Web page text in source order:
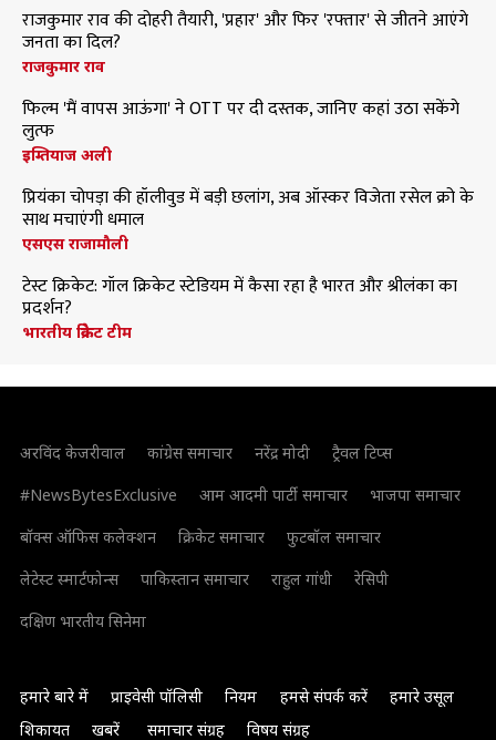
राजकुमार राव की दोहरी तैयारी, 'प्रहार' और फिर 'रफ्तार' से जीतने आएंगे
जनता का दिल?
राजकुमार राव
फिल्म 'मैं वापस आऊंगा' ने OTT पर दी दस्तक, जानिए कहां उठा सकेंगे
लुत्फ
इम्तियाज अली
प्रियंका चोपड़ा की हॉलीवुड में बड़ी छलांग, अब ऑस्कर विजेता रसेल क्रो के
साथ मचाएंगी धमाल
एसएस राजामौली
टेस्ट क्रिकेट: गॉल क्रिकेट स्टेडियम में कैसा रहा है भारत और श्रीलंका का
प्रदर्शन?
भारतीय क्रिकेट टीम
अरविंद केजरीवाल कांग्रेस समाचार नरेंद्र मोदी
ट्रैवल टिप्स
#NewsBytesExclusive
आम आदमी पार्टी समाचार
भाजपा समाचार
बॉक्स ऑफिस कलेक्शन
क्रिकेट समाचार
फुटबॉल समाचार
लेटेस्ट स्मार्टफोन्स
पाकिस्तान समाचार राहुल गांधी
रेसिपी
दक्षिण भारतीय सिनेमा
हमारे बारे में प्राइवेसी पॉलिसी नियम हमसे संपर्क करें
हमारे उसूल
शिकायत
खबरें समाचार संग्रह विषय संग्रह